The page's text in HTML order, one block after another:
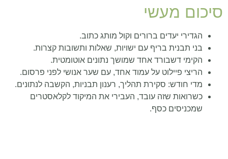
סיכום מעשי
הגדירי יעדים ברורים וקול מותג כתוב.
בני תבנית בריף עם ישויות, שאלות ותשובות קצרות.
הקימי דשבורד אחד שמושך נתונים אוטומטית.
הריצי פיילוט על עמוד אחד, עם שער אנושי לפני פרסום.
מדי חודש: סקירת תהליך, רענון תבניות, הקשבה לנתונים.
כשרואות שזה עובד, העבירי את המיקוד לקלאסטרים
שמכניסים כסף.